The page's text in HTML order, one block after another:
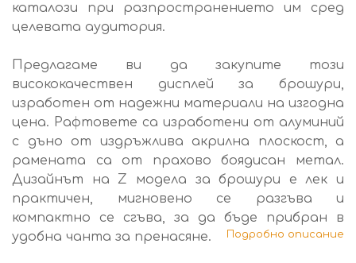
каталози при разпространението им сред
целевата аудитория.
Предлагаме ви да закупите този
висококачествен дисплей за брошури,
изработен от надежни материали на изгодна
цена. Рафтовете са изработени от алуминий
с дъно от издръжлива акрилна плоскост, а
рамената са от прахово боядисан метал.
Дизайнът на Z модела за брошури е лек и
практичен, мигновено се разгъва и
компактно се сгъва, за да бъде прибран в
удобна чанта за пренасяне.
Подробно описание